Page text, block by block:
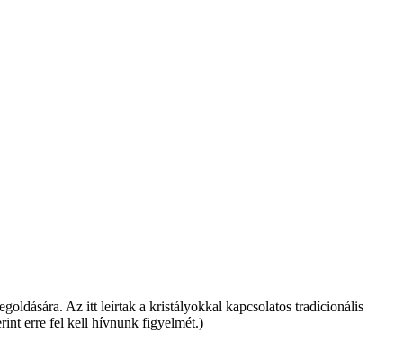
Az itt leírtak a kristályokkal kapcsolatos tradícionális
erre fel kell hívnunk figyelmét.)